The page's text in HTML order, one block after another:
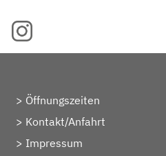
Öffnungszeiten
Kontakt/Anfahrt
Impressum